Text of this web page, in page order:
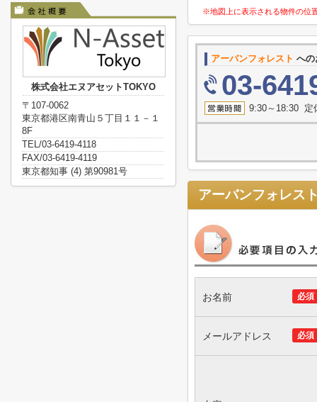
※地図上に表示される物件の位
アーバンフォレスト へ
03-
9:30～18:30 定
アーバンフォレス
必須
お名前
必須
メールアドレス
株式会社エヌアセットTOKYO
〒107-0062
東京都港区南青山５丁目１１－１
8F
TEL/03-6419-4118
FAX/03-6419-4119
東京都知事 (4) 第90981号